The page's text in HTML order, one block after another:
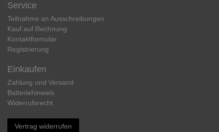
Service
Teilnahme an Ausschreibungen
Kauf auf Rechnung
Kontaktformular
Registrierung
Einkaufen
Zahlung und Versand
Batteriehinweis
Widerrufs­recht
Vertrag widerrufen